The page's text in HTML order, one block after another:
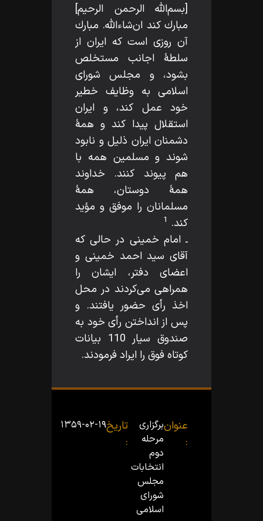
[بسم‌اللّه‌ الرحمن الرحيم]
مبارك كند ان‌شاءاللّه‌. مبارك
آن روزى است كه ايران از
سلطۀ اجانب مستخلص
بشود، و مجلس شوراى
اسلامى به وظايف خطير
خود عمل كند، و ايران
استقلال پيدا كند و همۀ
دشمنان ايران ذليل و نابود
شوند و مسلمين همه با
هم پيوند كنند. خداوند
همۀ دوستان، همۀ
مسلمانان را موفق و مؤيد
كند. 1
ـ امام خمينى در حالى كه
آقاى سيد احمد خمينى و
اعضاى دفتر، ايشان را
همراهى مى‌كردند در محل
اخذ رأى حضور يافتند. و
پس از انداختن رأى خود به
صندوق سيار 110 بيانات
كوتاه فوق را ايراد فرمودند.
عنوان
:
برگزارى
مرحله
دوم
انتخابات
مجلس
شوراى
اسلامى
تاریخ
:
۱۳۵۹-۰۲-۱۹